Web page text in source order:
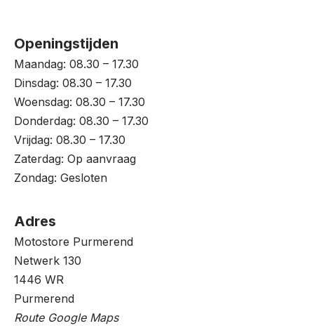
Openingstijden
Maandag: 08.30 – 17.30
Dinsdag: 08.30 – 17.30
Woensdag: 08.30 – 17.30
Donderdag: 08.30 – 17.30
Vrijdag: 08.30 – 17.30
Zaterdag: Op aanvraag
Zondag: Gesloten
Adres
Motostore Purmerend
Netwerk 130
1446 WR
Purmerend
Route Google Maps